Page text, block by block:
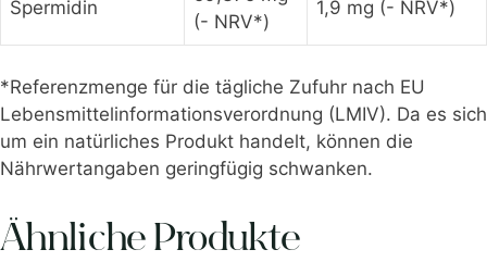
Spermidin
(- NRV*)
1,9 mg (- NRV*)
*Referenzmenge für die tägliche Zufuhr nach EU
Lebensmittelinformationsverordnung (LMIV). Da es sich
um ein natürliches Produkt handelt, können die
Nährwertangaben geringfügig schwanken.
Ähnliche Produkte